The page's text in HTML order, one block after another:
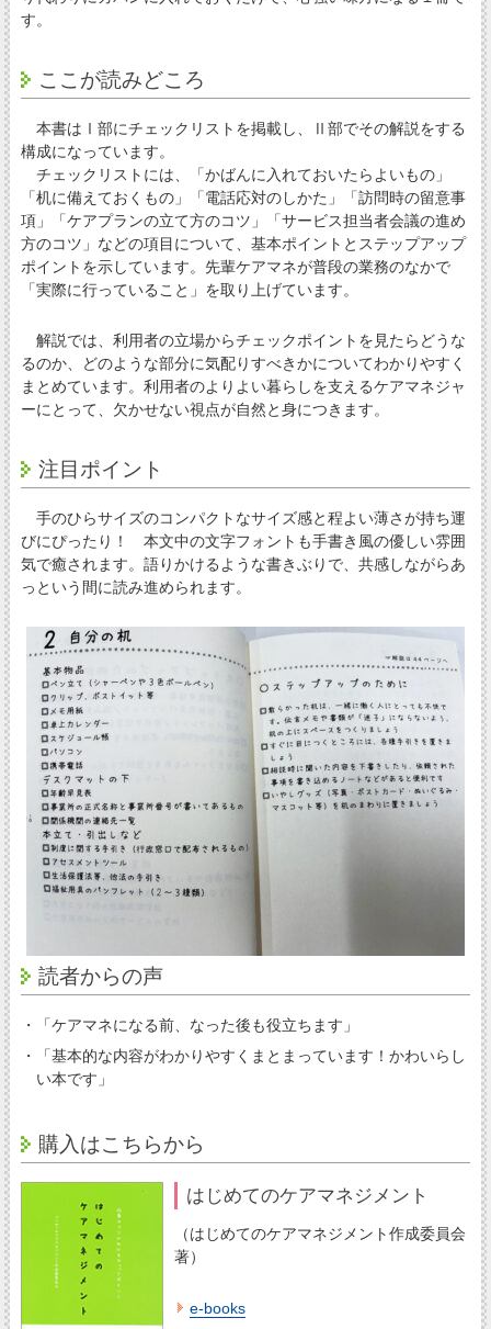
す。
ここが読みどころ
本書はⅠ部にチェックリストを掲載し、Ⅱ部でその解説をする
構成になっています。
チェックリストには、「かばんに入れておいたらよいもの」
「机に備えておくもの」「電話応対のしかた」「訪問時の留意事
項」「ケアプランの立て方のコツ」「サービス担当者会議の進め
方のコツ」などの項目について、基本ポイントとステップアップ
ポイントを示しています。先輩ケアマネが普段の業務のなかで
「実際に行っていること」を取り上げています。
解説では、利用者の立場からチェックポイントを見たらどうな
るのか、どのような部分に気配りすべきかについてわかりやすく
まとめています。利用者のよりよい暮らしを支えるケアマネジャ
ーにとって、欠かせない視点が自然と身につきます。
注目ポイント
手のひらサイズのコンパクトなサイズ感と程よい薄さが持ち運
びにぴったり！ 本文中の文字フォントも手書き風の優しい雰囲
気で癒されます。語りかけるような書きぶりで、共感しながらあ
っという間に読み進められます。
読者からの声
・「ケアマネになる前、なった後も役立ちます」
・「基本的な内容がわかりやすくまとまっています！かわいらし
い本です」
購入はこちらから
はじめてのケアマネジメント
（はじめてのケアマネジメント作成委員会
著）
e-books